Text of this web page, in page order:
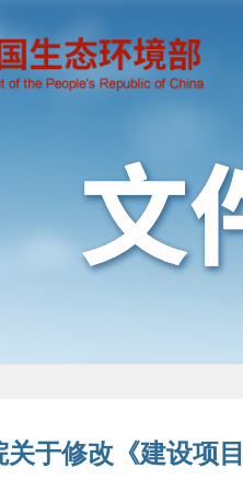
关于修改《建设项